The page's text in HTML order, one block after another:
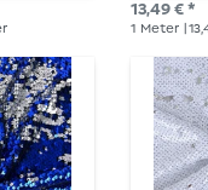
13,49 € *
1 Meter |